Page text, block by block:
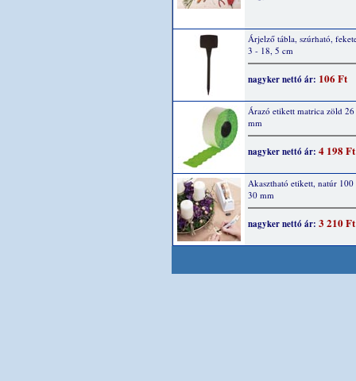
Árjelző tábla, szúrható,
3 - 18, 5 cm
nagyker nettó ár: 106 Ft
Árazó etikett matrica zöld
mm
nagyker nettó ár: 4 198 Ft
Akasztható etikett, natúr
30 mm
nagyker nettó ár: 3 210 Ft